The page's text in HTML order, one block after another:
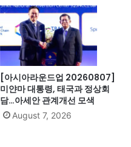
[아시아라운드업 20260807]
미얀마 대통령, 태국과 정상회
담…아세안 관계개선 모색
August 7, 2026